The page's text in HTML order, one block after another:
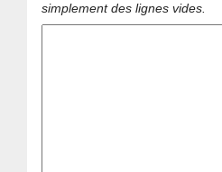
simplement des lignes vides.